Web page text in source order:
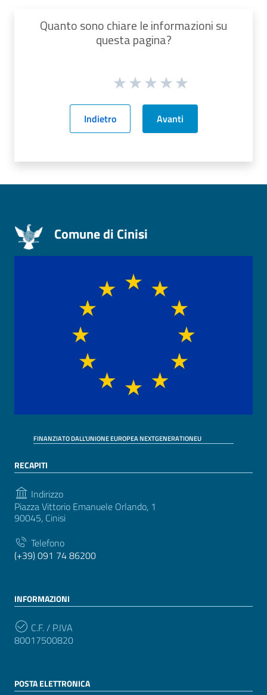
Quanto sono chiare le informazioni su
questa pagina?
Indietro Avanti
Comune di Cinisi
FINANZIATO DALL'UNIONE EUROPEA NEXTGENERATIONEU
RECAPITI
Indirizzo
Piazza Vittorio Emanuele Orlando, 1
90045, Cinisi
Telefono
(+39) 091 74 86200
INFORMAZIONI
C.F. / P.IVA
80017500820
POSTA ELETTRONICA